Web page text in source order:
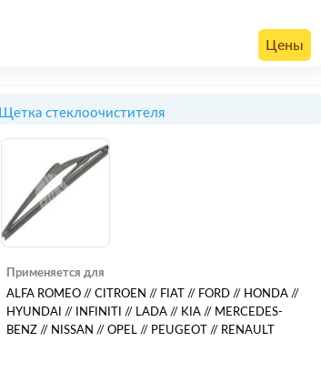
Цены
Щетка стеклоочистителя
Применяется для
ALFA ROMEO // CITROEN // FIAT // FORD // HONDA //
HYUNDAI // INFINITI // LADA // KIA // MERCEDES-
BENZ // NISSAN // OPEL // PEUGEOT // RENAULT